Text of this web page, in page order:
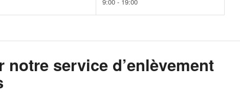
notre service d’enlèvement